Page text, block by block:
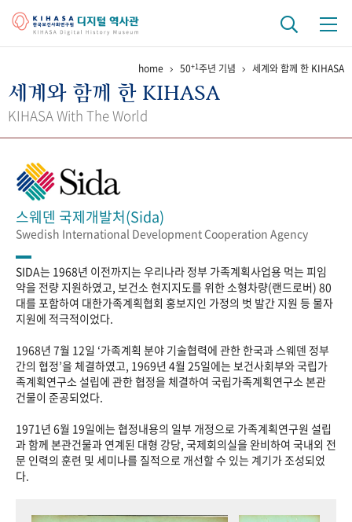
걸어온 길 기관 변천사 역대 기관장
정책과 연구 키워드로 보는 연구 역사
간행물 변천사
기록물 아카이브
사진 아카이브 문서 기록물 행정박물 영상 기록물
성과 50선 숫자로 보는 50년 50+1주년 광장
세계와 함께 한 KIHASA
VR 역사관
home 50+1주년 기념 세계와 함께 한 KIHASA
세계와 함께 한 KIHASA
KIHASA With The World
스웨덴 국제개발처(Sida)
Swedish International Development Cooperation Agency
SIDA는 1968년 이전까지는 우리나라 정부 가족계획사업용 먹는 피임
약을 전량 지원하였고, 보건소 현지지도를 위한 소형차량(랜드로버) 80
대를 포함하여 대한가족계획협회 홍보지인 가정의 벗 발간 지원 등 물자
지원에 적극적이었다.
1968년 7월 12일 ‘가족계획 분야 기술협력에 관한 한국과 스웨덴 정부
간의 협정’을 체결하였고, 1969년 4월 25일에는 보건사회부와 국립가
족계획연구소 설립에 관한 협정을 체결하여 국립가족계획연구소 본관
건물이 준공되었다.
1971년 6월 19일에는 협정내용의 일부 개정으로 가족계획연구원 설립
과 함께 본관건물과 연계된 대형 강당, 국제회의실을 완비하여 국내외 전
문 인력의 훈련 및 세미나를 질적으로 개선할 수 있는 계기가 조성되었
다.